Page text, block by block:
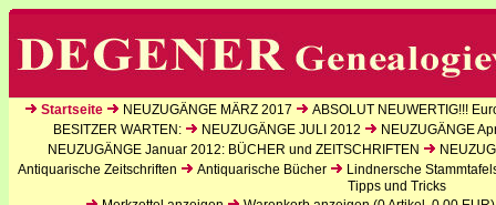
Startseite NEUZUGÄNGE MÄRZ 2017
ABSOLUT NEUWERTIG!!!
BESITZER WARTEN:
NEUZUGÄNGE JULI 2012
NEUZUGÄNGE
NEUZUGÄNGE Januar 2012: BÜCHER und ZEITSCHRIFTEN
Antiquarische Zeitschriften
Antiquarische Bücher
Lindnersche
Tipps und Tricks